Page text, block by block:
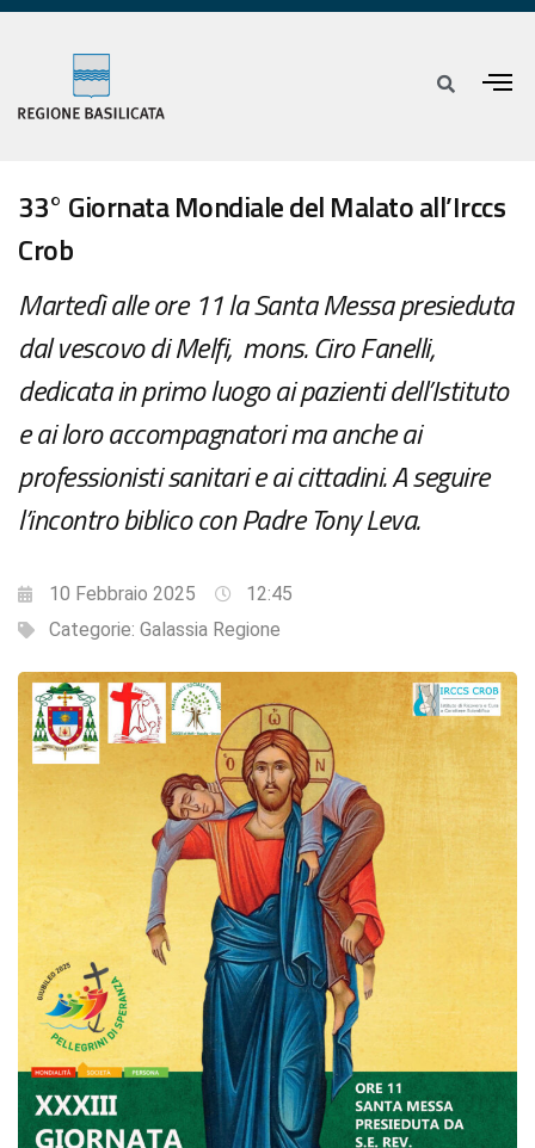
33° Giornata Mondiale del Malato all’Irccs
Crob
Martedì alle ore 11 la Santa Messa presieduta
dal vescovo di Melfi, mons. Ciro Fanelli,
dedicata in primo luogo ai pazienti dell’Istituto
e ai loro accompagnatori ma anche ai
professionisti sanitari e ai cittadini. A seguire
l’incontro biblico con Padre Tony Leva.
10 Febbraio 2025
12:45
Categorie: Galassia Regione